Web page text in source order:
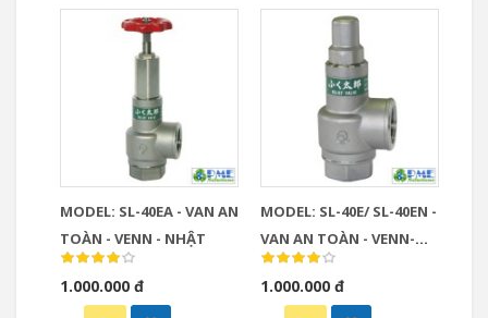
MODEL: SL-40EA - VAN AN
TOÀN - VENN - NHẬT
1.000.000 đ
MODEL: SL-40E/ SL-40EN -
VAN AN TOÀN - VENN-
NHẬT
1.000.000 đ